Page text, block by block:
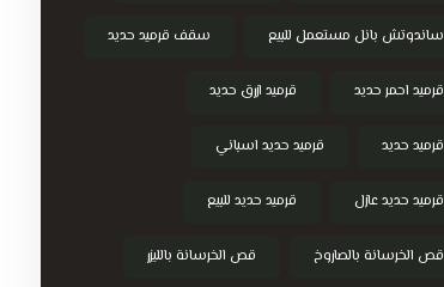
ساندوتش بانل مستعمل للبيع سقف قرميد حديد
قرميد احمر حديد قرميد ازرق حديد
قرميد حديد قرميد حديد اسباني
قرميد حديد عازل قرميد حديد للبيع
قص الخرسانة بالصاروخ قص الخرسانة بالليزر